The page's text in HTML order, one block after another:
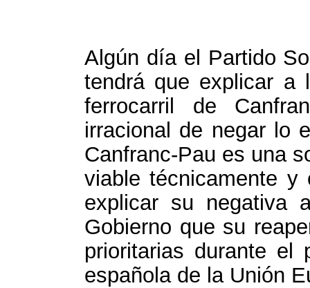
Algún día el Partido
tendrá que explicar a
ferrocarril de
irracional de negar lo
Canfranc-Pau es una
viable técnicamente y
explicar su negativa
Gobierno que su
prioritarias durante el
española de la Unión